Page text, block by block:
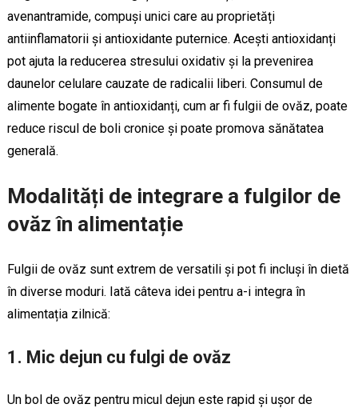
avenantramide, compuși unici care au proprietăți
antiinflamatorii și antioxidante puternice. Acești antioxidanți
pot ajuta la reducerea stresului oxidativ și la prevenirea
daunelor celulare cauzate de radicalii liberi. Consumul de
alimente bogate în antioxidanți, cum ar fi fulgii de ovăz, poate
reduce riscul de boli cronice și poate promova sănătatea
generală.
Modalități de integrare a fulgilor de
ovăz în alimentație
Fulgii de ovăz sunt extrem de versatili și pot fi incluși în dietă
în diverse moduri. Iată câteva idei pentru a-i integra în
alimentația zilnică:
1. Mic dejun cu fulgi de ovăz
Un bol de ovăz pentru micul dejun este rapid și ușor de